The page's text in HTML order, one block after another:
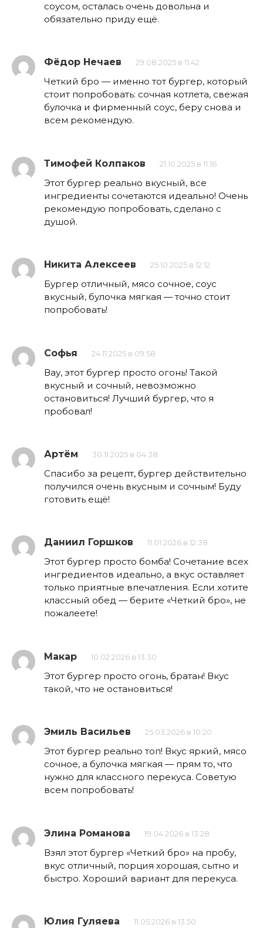
соусом, осталась очень довольна и
обязательно приду ещё.
Фёдор Нечаев 29.08.2025 в 11:42
Четкий бро — именно тот бургер, который
стоит попробовать: сочная котлета, свежая
булочка и фирменный соус, беру снова и
всем рекомендую.
Тимофей Колпаков 21.10.2025 в 11:16
Этот бургер реально вкусный, все
ингредиенты сочетаются идеально! Очень
рекомендую попробовать, сделано с
душой.
Никита Алексеев 25.10.2025 в 12:12
Бургер отличный, мясо сочное, соус
вкусный, булочка мягкая — точно стоит
попробовать!
Софья 24.11.2025 в 09:58
Вау, этот бургер просто огонь! Такой
вкусный и сочный, невозможно
остановиться! Лучший бургер, что я
пробовал!
Артём 30.11.2025 в 04:38
Спасибо за рецепт, бургер действительно
получился очень вкусным и сочным! Буду
готовить ещё!
Даниил Горшков 11.01.2026 в 12:38
Этот бургер просто бомба! Сочетание всех
ингредиентов идеально, а вкус оставляет
только приятные впечатления. Если хотите
классный обед — берите «Четкий бро», не
пожалеете!
Макар 10.02.2026 в 13:30
Этот бургер просто огонь, братан! Вкус
такой, что не остановиться!
Эмиль Васильев 25.03.2026 в 10:20
Этот бургер реально топ! Вкус яркий, мясо
сочное, а булочка мягкая — прям то, что
нужно для классного перекуса. Советую
всем попробовать!
Элина Романова 19.04.2026 в 13:28
Взял этот бургер «Четкий бро» на пробу,
вкус отличный, порция хорошая, сытно и
быстро. Хороший вариант для перекуса.
Юлия Гуляева 11.05.2026 в 13:50